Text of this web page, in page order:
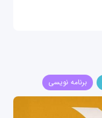
برنامه نویسی